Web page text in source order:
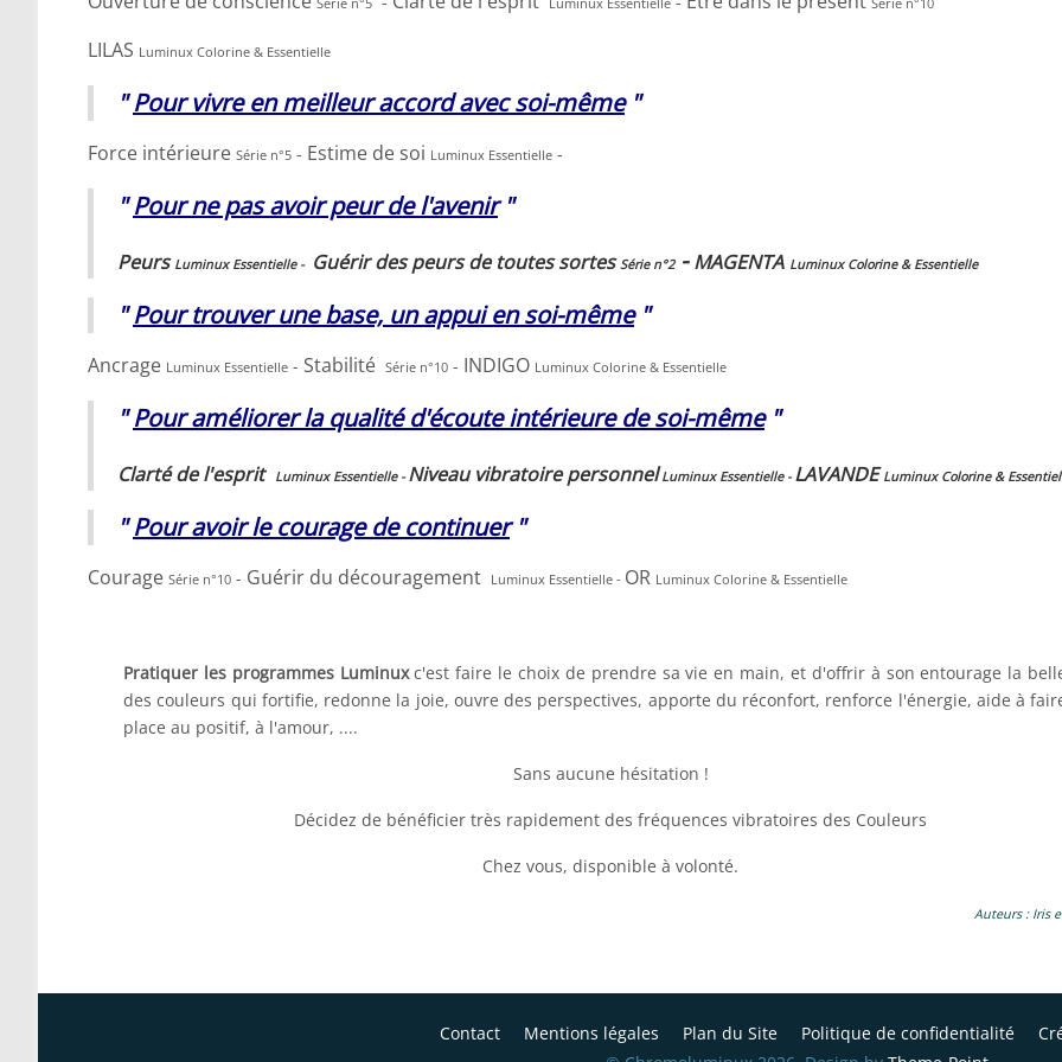
Série n°5 Luminux Essentielle Série n°10
LILAS Luminux Colorine & Essentielle
"Pour vivre en meilleur accord avec soi-même"
Force intérieure Série n°5 - Estime de soi Luminux Essentielle -
"Pour ne pas avoir peur de l'avenir"
Peurs Luminux Essentielle - Guérir des peurs de toutes sortesSérie n°2-MAGENTA Luminux Colorine & Essentielle
"Pour trouver une base, un appui en soi-même"
Ancrage Luminux Essentielle - Stabilité Série n°10 - INDIGO Luminux Colorine & Essentielle
"Pour améliorer la qualité d'écoute intérieure de soi-même"
Clarté de l'esprit Luminux Essentielle -Niveau vibratoire personnel Luminux Essentielle-LAVANDELuminux Colorine &
"Pour avoir le courage de continuer"
Courage Série n°10 - Guérir du découragement Luminux Essentielle - OR Luminux Colorine & Essentielle
Pratiquer les programmes Luminuxc'est faire le choix de prendre sa vie en main, et d'offrir à son entourage la
des couleurs qui fortifie, redonne la joie, ouvre des perspectives, apporte du réconfort, renforce l'énergie, aide à
place au positif, à l'amour, ....
Sans aucune hésitation !
Décidez de bénéficier très rapidement des fréquences vibratoires des Couleurs
Chez vous, disponible à volonté.
Auteurs : Iris
Contact Mentions légales Plan du Site Politique de confidentialité